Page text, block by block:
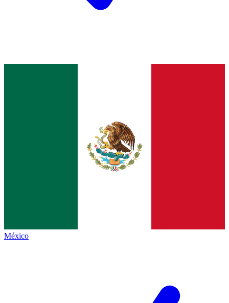
México